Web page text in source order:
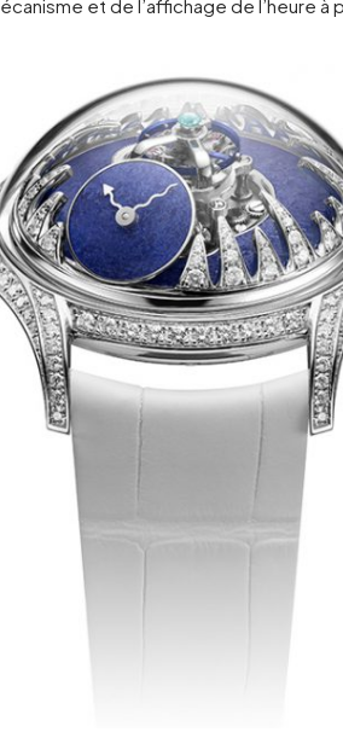
et de l’affichage de l’heure